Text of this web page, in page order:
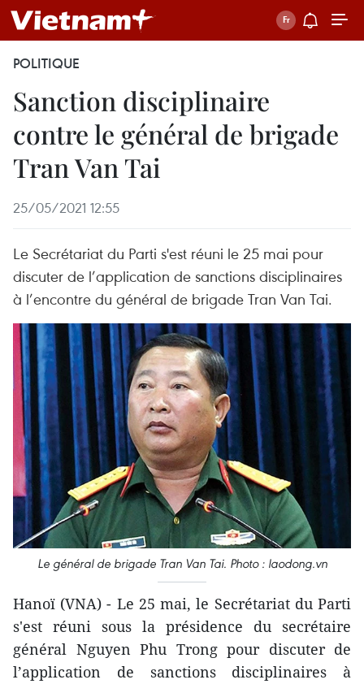
POLITIQUE
Sanction disciplinaire
contre le général de brigade
Tran Van Tai
25/05/2021 12:55
Le Secrétariat du Parti s'est réuni le 25 mai pour
discuter de l’application de sanctions disciplinaires
à l’encontre du général de brigade Tran Van Tai.
Le général de brigade Tran Van Tai. Photo : laodong.vn
Hanoï (VNA) - Le 25 mai, le Secrétariat du Parti
s'est réuni sous la présidence du secrétaire
général Nguyen Phu Trong pour discuter de
l’application de sanctions disciplinaires à